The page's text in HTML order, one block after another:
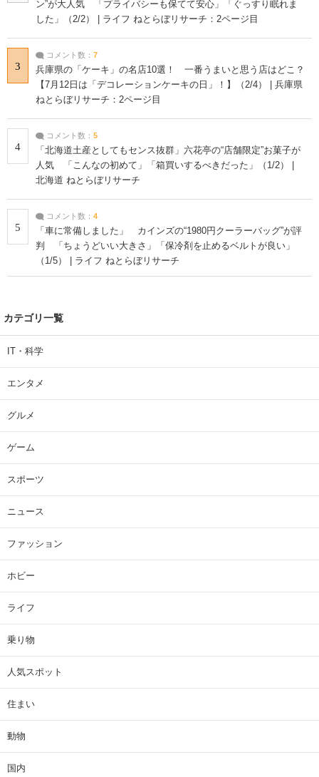
ン”が大人気 「プライバシーも保てて安心」「ぐっすり眠れま
した」（2/2） | ライフ ねとらぼリサーチ：2ページ目
3
コメント数： 7
兵庫県の「ケーキ」の名店10選！ 一番うまいと思う店はどこ？
【7月12日は「デコレーションケーキの日」！】（2/4） | 兵庫県
ねとらぼリサーチ：2ページ目
4
コメント数： 5
「北海道土産としてもセンス抜群」六花亭の“店舗限定”お菓子が
人気 「こんなの初めて」「箱買いするべきだった」（1/2） |
北海道 ねとらぼリサーチ
5
コメント数： 4
「車に常備しました」 カインズの“1980円クーラーバッグ”が評
判 「ちょうどいい大きさ」「保冷剤を止めるベルトが良い」
（1/5） | ライフ ねとらぼリサーチ
カテゴリ一覧
IT・科学
エンタメ
グルメ
ゲーム
スポーツ
ニュース
ファッション
ホビー
ライフ
乗り物
人気スポット
住まい
動物
国内